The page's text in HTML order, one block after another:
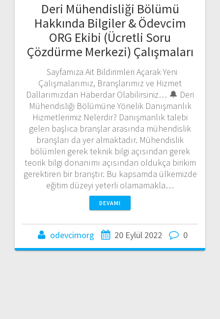
Deri Mühendisliği Bölümü
Hakkında Bilgiler & Ödevcim
ORG Ekibi (Ücretli Soru
Çözdürme Merkezi) Çalışmaları
Sayfamıza Ait Bildirimleri Açarak Yeni
Çalışmalarımız, Branşlarımız ve Hizmet
Dallarımızdan Haberdar Olabilirsiniz… 🔔 Deri
Mühendisliği Bölümüne Yönelik Danışmanlık
Hizmetlerimiz Nelerdir? Danışmanlık talebi
gelen başlıca branşlar arasında mühendislik
branşları da yer almaktadır. Mühendislik
bölümleri gerek teknik bilgi açısından gerek
teorik bilgi donanımı açısından oldukça birikim
gerektiren bir branştır. Bu kapsamda ülkemizde
eğitim düzeyi yeterli olamamakla…
DEVAMI
odevcimorg 20 Eylül 2022 0